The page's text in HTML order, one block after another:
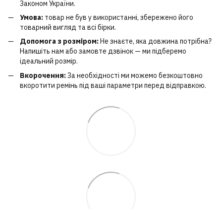
Законом України.
Умова: товар не був у використанні, збережено його
товарний вигляд та всі бірки.
Допомога з розміром: Не знаєте, яка довжина потрібна?
Напишіть нам або замовте дзвінок — ми підберемо
ідеальний розмір.
Вкорочення:За необхідності ми можемо безкоштовно
вкоротити ремінь під ваші параметри перед відправкою.